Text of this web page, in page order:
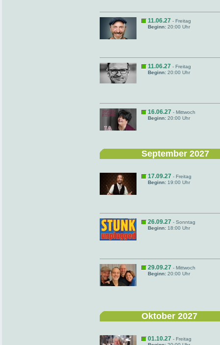
11.06.27 - Freitag
Beginn: 20:00 Uhr
11.06.27 - Freitag
Beginn: 20:00 Uhr
16.06.27 - Mittwoch
Beginn: 20:00 Uhr
September 2027
17.09.27 - Freitag
Beginn: 19:00 Uhr
26.09.27 - Sonntag
Beginn: 18:00 Uhr
29.09.27 - Mittwoch
Beginn: 20:00 Uhr
Oktober 2027
01.10.27 - Freitag